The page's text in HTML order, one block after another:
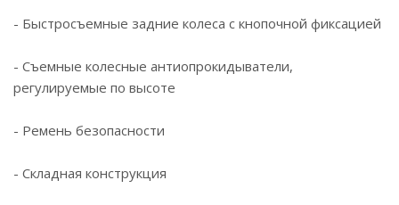
- Быстросъемные задние колеса с кнопочной фиксацией
- Съемные колесные антиопрокидыватели,
регулируемые по высоте
- Ремень безопасности
- Складная конструкция